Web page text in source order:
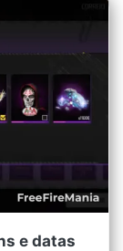
e datas